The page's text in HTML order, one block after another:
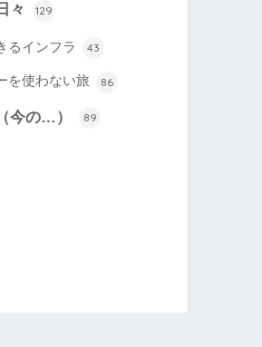
々 129
るインフラ 43
を使わない旅 86
今の…） 89